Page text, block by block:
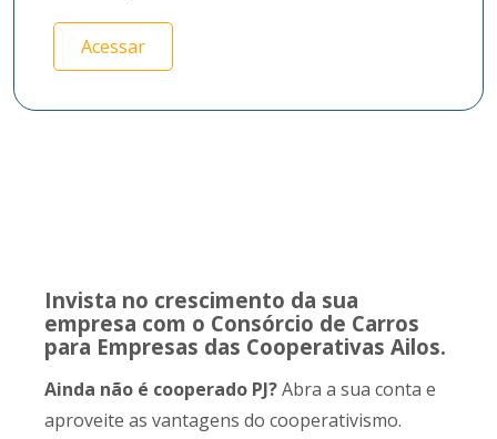
Acessar
Invista no crescimento da sua
empresa com o Consórcio de Carros
para Empresas das Cooperativas Ailos.
Ainda não é cooperado PJ?Abra a sua conta e
aproveite as vantagens do cooperativismo.